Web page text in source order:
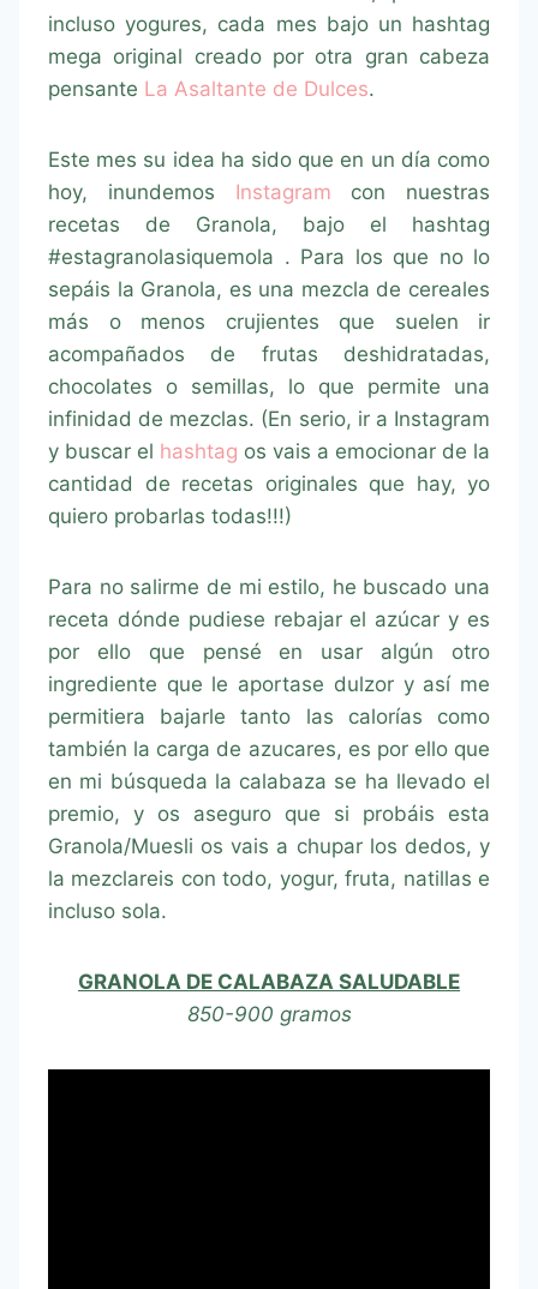
incluso yogures, cada mes bajo un hashtag
mega original creado por otra gran cabeza
pensante La Asaltante de Dulces.
Este mes su idea ha sido que en un día como
hoy, inundemos Instagram con nuestras
recetas de Granola, bajo el hashtag
#estagranolasiquemola . Para los que no lo
sepáis la Granola, es una mezcla de cereales
más o menos crujientes que suelen ir
acompañados de frutas deshidratadas,
chocolates o semillas, lo que permite una
infinidad de mezclas. (En serio, ir a Instagram
y buscar el hashtag os vais a emocionar de la
cantidad de recetas originales que hay, yo
quiero probarlas todas!!!)
Para no salirme de mi estilo, he buscado una
receta dónde pudiese rebajar el azúcar y es
por ello que pensé en usar algún otro
ingrediente que le aportase dulzor y así me
permitiera bajarle tanto las calorías como
también la carga de azucares, es por ello que
en mi búsqueda la calabaza se ha llevado el
premio, y os aseguro que si probáis esta
Granola/Muesli os vais a chupar los dedos, y
la mezclareis con todo, yogur, fruta, natillas e
incluso sola.
GRANOLA DE CALABAZA SALUDABLE
850-900 gramos